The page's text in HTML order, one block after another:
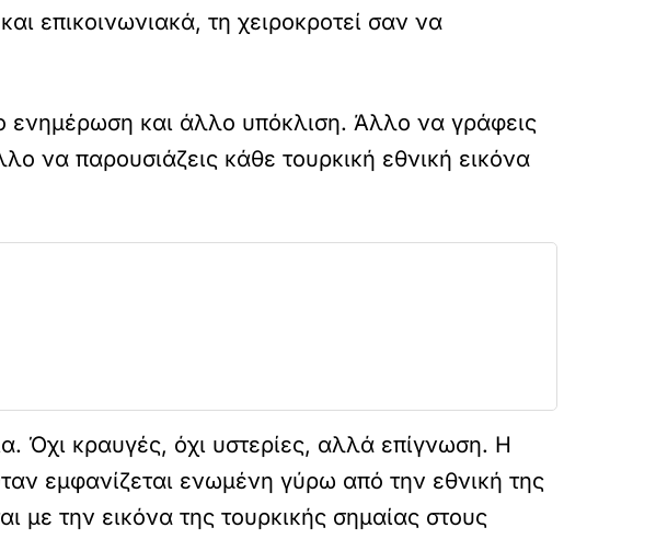
επικοινωνιακά, τη χειροκροτεί σαν να
ενημέρωση και άλλο υπόκλιση. Άλλο να γράφεις
να παρουσιάζεις κάθε τουρκική εθνική εικόνα
Όχι κραυγές, όχι υστερίες, αλλά επίγνωση. Η
εμφανίζεται ενωμένη γύρω από την εθνική της
την εικόνα της τουρκικής σημαίας στους